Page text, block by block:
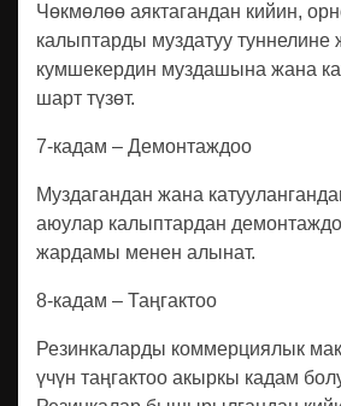
Чөкмөлөө аяктагандан кийин,
калыптарды муздатуу
кумшекердин муздашына жана
шарт түзөт.
7-кадам – Демонтаждоо
Муздагандан жана
аюулар калыптардан
жардамы менен алынат.
8-кадам – Таңгактоо
Резинкаларды коммерциялык
үчүн таңгактоо акыркы кадам